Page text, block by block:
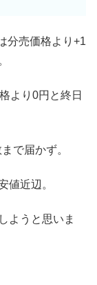
分売価格より+1
より0円と終日
で届かず。
値近辺。
ようと思いま